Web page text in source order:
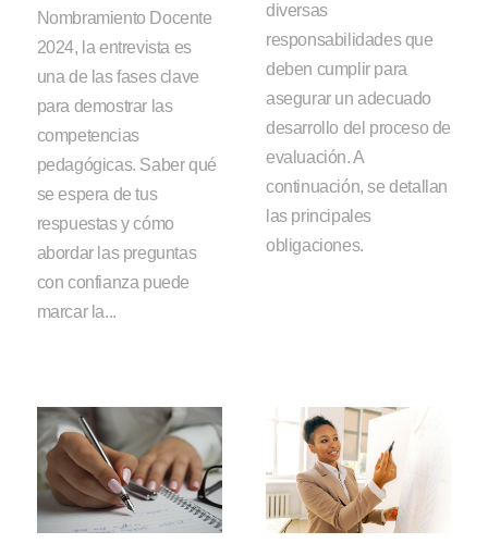
Nombramiento Docente
2024, la entrevista es
una de las fases clave
para demostrar las
competencias
pedagógicas. Saber qué
se espera de tus
respuestas y cómo
abordar las preguntas
con confianza puede
marcar la...
diversas
responsabilidades que
deben cumplir para
asegurar un adecuado
desarrollo del proceso de
evaluación. A
continuación, se detallan
las principales
obligaciones.